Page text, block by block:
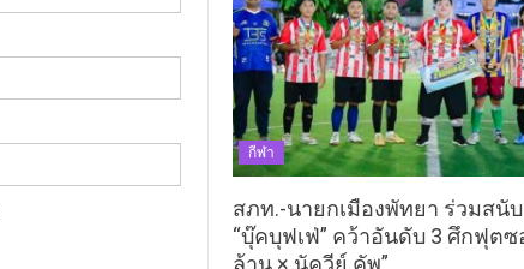
กีฬา
สภท.-นายกเมืองพัทยา ร่วมสนั
“บุ๊คบุฟเฟ่” คว้าอันดับ 3 ศึกฟุตซ
ล้าน × นัควีย์ คัพ”